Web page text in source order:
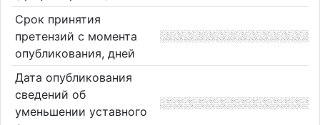
Срок принятия
претензий с момента
опубликования, дней
Дата опубликования
сведений об
уменьшении уставного